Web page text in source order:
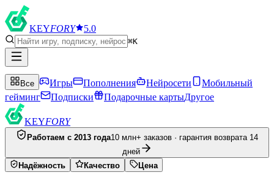
KEYFORY 5.0
⌘K
Все Игры Пополнения Нейросети
Мобильный
гейминг
Подписки Подарочные картыДругое
KEYFORY
Работаем с 2013 года10 млн+ заказов · гарантия возврата 14
дней
Надёжность
Качество Цена